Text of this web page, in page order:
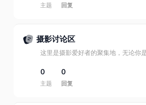
主题 回复
摄影讨论区
0
主题
0
回复